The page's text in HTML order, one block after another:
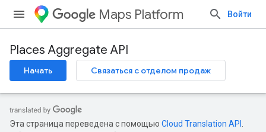
Maps Platform Войти
Places Aggregate API
Начать Связаться с отделом продаж
Эта страница переведена с помощью Cloud Translation API